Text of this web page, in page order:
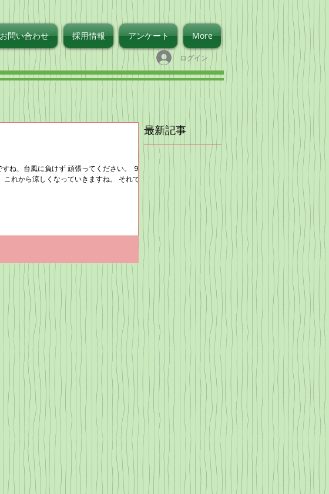
お問い合わせ 採用情報 アンケート More
ログイン
ね、台風に負けず 頑張ってください。 ９月
れから涼しくなっていきますね。 それで
最新記事